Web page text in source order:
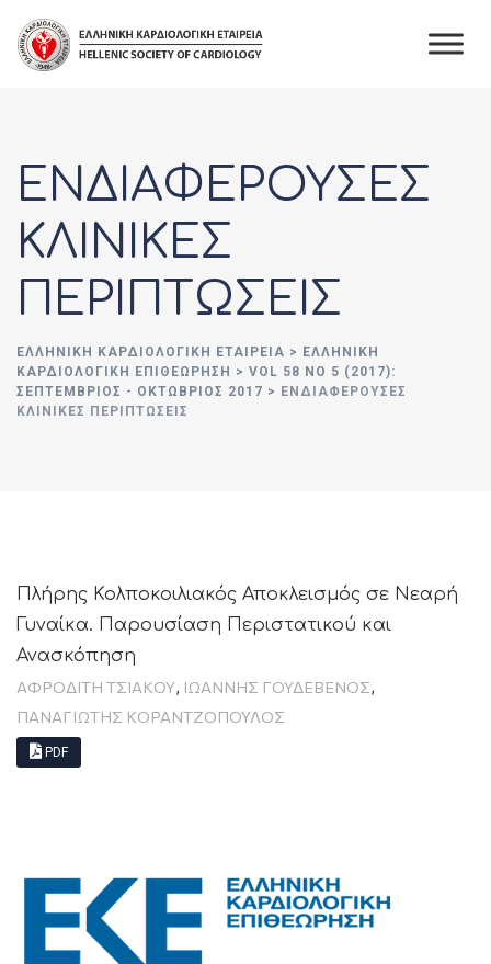
content
ΕΝΔΙΑΦΕΡΟΥΣΕΣ
ΚΛΙΝΙΚΕΣ
ΠΕΡΙΠΤΩΣΕΙΣ
ΕΛΛΗΝΙΚΉ ΚΑΡΔΙΟΛΟΓΙΚΉ ΕΤΑΙΡΕΊΑ > ΕΛΛΗΝΙΚΗ
ΚΑΡΔΙΟΛΟΓΙΚΗ ΕΠΙΘΕΩΡΗΣΗ > VOL 58 NO 5 (2017):
ΣΕΠΤΈΜΒΡΙΟΣ - ΟΚΤΩΒΡΊΟΣ 2017 > ΕΝΔΙΑΦΕΡΟΥΣΕΣ
ΚΛΙΝΙΚΕΣ ΠΕΡΙΠΤΩΣΕΙΣ
Πλήρης Κολποκοιλιακός Αποκλεισμός σε Νεαρή
Γυναίκα. Παρουσίαση Περιστατικού και
Ανασκόπηση
ΑΦΡΟΔΊΤΗ ΤΣΙΆΚΟΥ, ΙΩΑΝΝΗΣ ΓΟΥΔΕΒΕΝΟΣ,
ΠΑΝΑΓΙΏΤΗΣ ΚΟΡΑΝΤΖΌΠΟΥΛΟΣ
PDF